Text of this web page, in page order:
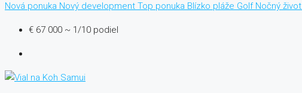
Nová ponuka Nový development Top ponuka Blízko pláže Golf Nočný život
€ 67 000 ~ 1/10 podiel